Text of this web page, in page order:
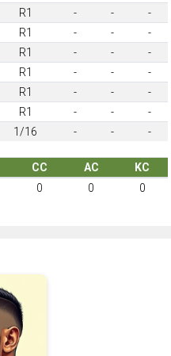
R1 - -
-
R1 - -
-
R1 - -
-
R1 - -
-
R1 - -
-
R1 - -
-
1/16 - - -
CC AC
KC
0 0 0